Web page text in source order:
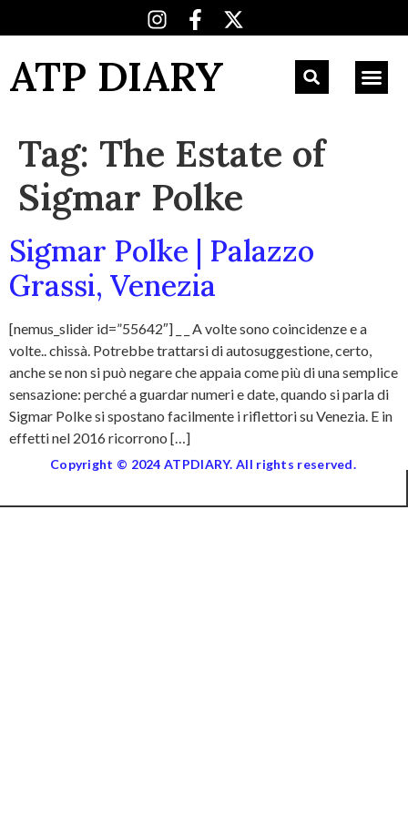
ATP DIARY
Tag: The Estate of
Sigmar Polke
Sigmar Polke | Palazzo
Grassi, Venezia
[nemus_slider id=”55642″] _ _ A volte sono coincidenze e a
volte.. chissà. Potrebbe trattarsi di autosuggestione, certo,
anche se non si può negare che appaia come più di una semplice
sensazione: perché a guardar numeri e date, quando si parla di
Sigmar Polke si spostano facilmente i riflettori su Venezia. E in
effetti nel 2016 ricorrono […]
Copyright © 2024 ATPDIARY. All rights reserved.